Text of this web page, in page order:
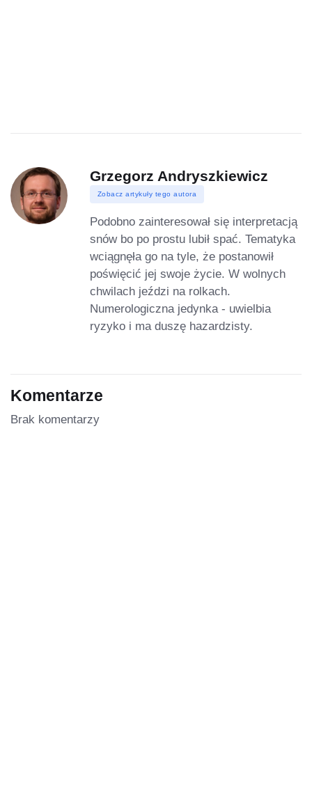
Grzegorz Andryszkiewicz
Zobacz artykuły tego autora
Podobno zainteresował się interpretacją
snów bo po prostu lubił spać. Tematyka
wciągnęła go na tyle, że postanowił
poświęcić jej swoje życie. W wolnych
chwilach jeździ na rolkach.
Numerologiczna jedynka - uwielbia
ryzyko i ma duszę hazardzisty.
Komentarze
Brak komentarzy